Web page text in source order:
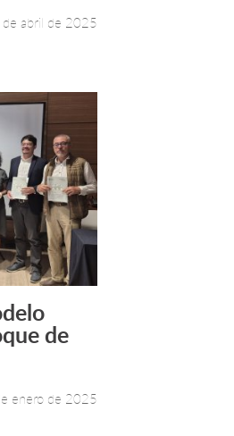
de abril de 2025
más +
de
enero de 2025